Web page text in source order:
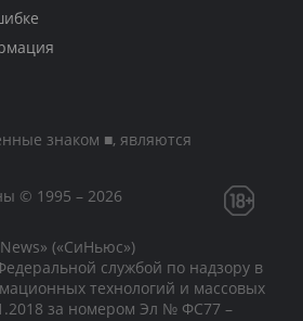
знаком ■, являются
© 1995 – 2026
(«СиНьюс»)
службой по надзору в
технологий и массовых
за номером Эл № ФС77 –